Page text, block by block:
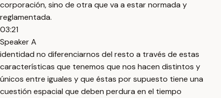
corporación, sino de otra que va a estar normada y
reglamentada.
03:21
Speaker A
identidad no diferenciarnos del resto a través de estas
características que tenemos que nos hacen distintos y
únicos entre iguales y que éstas por supuesto tiene una
cuestión espacial que deben perdura en el tiempo